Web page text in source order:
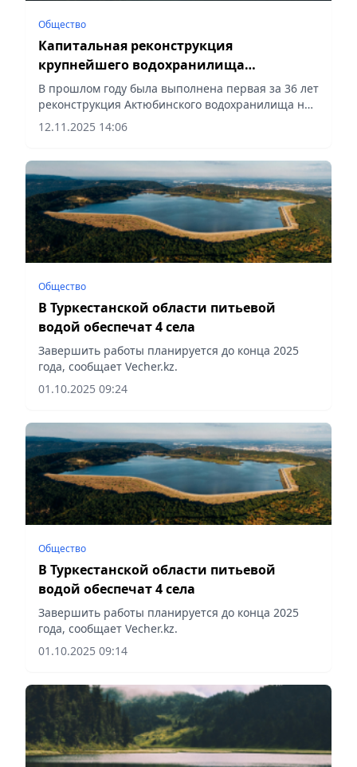
Общество
Капитальная реконструкция
крупнейшего водохранилища
Актюбинской области стартует в
следующем году
В прошлом году была выполнена первая за 36 лет
реконструкция Актюбинского водохранилища на
реке Илек, сообщает Vecher.kz.
12.11.2025 14:06
Общество
В Туркестанской области питьевой
водой обеспечат 4 села
Завершить работы планируется до конца 2025
года, сообщает Vecher.kz.
01.10.2025 09:24
Общество
В Туркестанской области питьевой
водой обеспечат 4 села
Завершить работы планируется до конца 2025
года, сообщает Vecher.kz.
01.10.2025 09:14